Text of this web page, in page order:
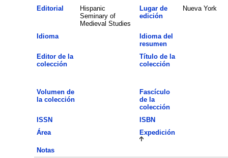
Editorial
Hispanic
Seminary of
Medieval Studies
Lugar de
edición
Nueva York
Idioma
Idioma del
resumen
Editor de la
colección
Título de la
colección
Volumen de
la colección
Fascículo
de la
colección
ISSN
ISBN
Área
Expedición
Notas